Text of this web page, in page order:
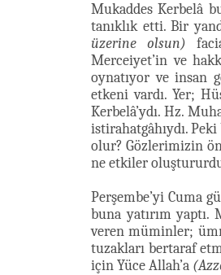
Mukaddes Kerbelâ
tanıklık etti. Bir
üzerine olsun)
Merceiyet’in ve
oynatıyor ve insan
etkeni vardı. Yer;
Kerbelâ’ydı. Hz.
istirahatgâhıydı.
olur? Gözlerimizin
ne etkiler
Perşembe’yi Cuma
buna yatırım yaptı.
veren müminler;
tuzakları bertaraf
için Yüce Allah’a